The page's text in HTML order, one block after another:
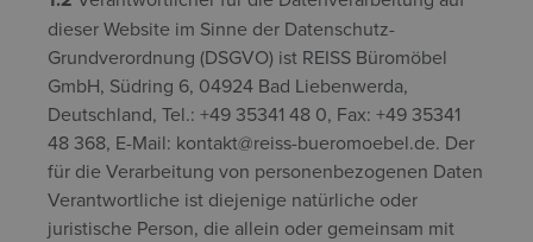
dieser Website im Sinne der Datenschutz-
Grundverordnung (DSGVO) ist REISS Büromöbel
GmbH, Südring 6, 04924 Bad Liebenwerda,
Deutschland, Tel.: +49 35341 48 0, Fax: +49 35341
48 368, E-Mail: kontakt@reiss-bueromoebel.de. Der
für die Verarbeitung von personenbezogenen Daten
Verantwortliche ist diejenige natürliche oder
juristische Person, die allein oder gemeinsam mit